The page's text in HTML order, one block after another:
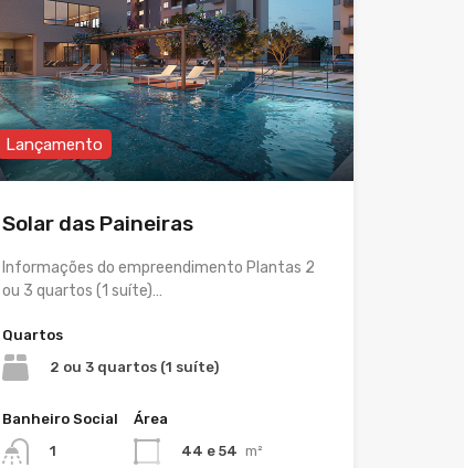
Lançamento
Solar das Paineiras
Informações do empreendimento Plantas 2
ou 3 quartos (1 suíte)…
Quartos
2 ou 3 quartos (1 suíte)
Banheiro Social
1
Área
44 e 54 m²